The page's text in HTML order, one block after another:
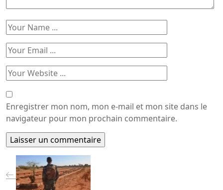
Enregistrer mon nom, mon e-mail et mon site dans le
navigateur pour mon prochain commentaire.